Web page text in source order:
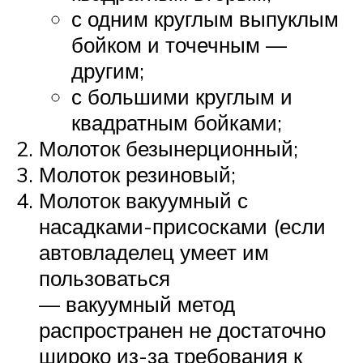
с одним круглым выпуклым
бойком и точечным —
другим;
с большими круглым и
квадратным бойками;
Молоток безынерционный;
Молоток резиновый;
Молоток вакуумный с
насадками-присосками (если
автовладелец умеет им
пользоваться
— вакуумный метод
распространен не достаточно
широко из-за требования к